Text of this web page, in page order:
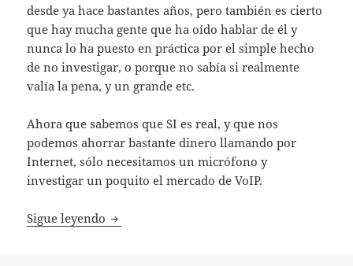
desde ya hace bastantes años, pero también es cierto
que hay mucha gente que ha oído hablar de él y
nunca lo ha puesto en práctica por el simple hecho
de no investigar, o porque no sabía si realmente
valía la pena, y un grande etc.
Ahora que sabemos que SI es real, y que nos
podemos ahorrar bastante dinero llamando por
Internet, sólo necesitamos un micrófono y
investigar un poquito el mercado de VoIP.
Sigue leyendo Llamar gratis desde Internet